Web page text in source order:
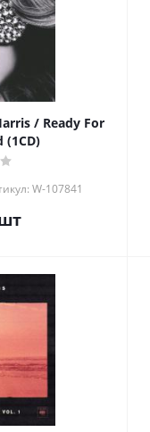
/ Ready For
(1CD)
W-107841